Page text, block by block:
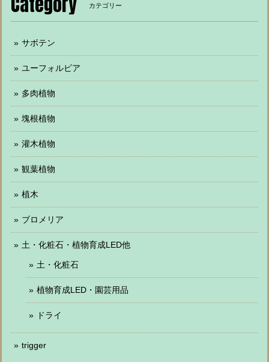
カテゴリー
サボテン
ユーフォルビア
多肉植物
塊根植物
灌木植物
観葉植物
植木
ブロメリア
土・化粧石・植物育成LED他
土・化粧石
植物育成LED・園芸用品
ドライ
trigger